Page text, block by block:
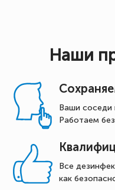
Наши
Ваши соседи
Работаем
Все
как